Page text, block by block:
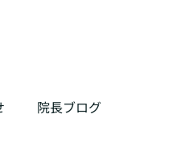
院長ブログ